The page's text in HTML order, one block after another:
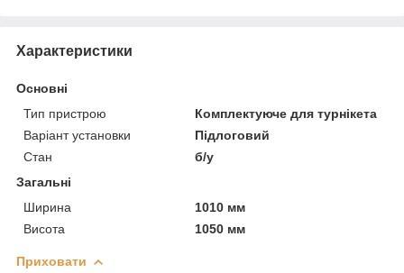
Характеристики
Основні
Тип пристрою
Комплектуюче для турнікета
Варіант установки
Підлоговий
Стан
б/у
Загальні
Ширина
1010 мм
Висота
1050 мм
Приховати